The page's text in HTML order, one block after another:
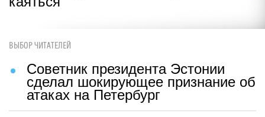
ВЫБОР ЧИТАТЕЛЕЙ
Советник президента Эстонии
сделал шокирующее признание об
атаках на Петербург